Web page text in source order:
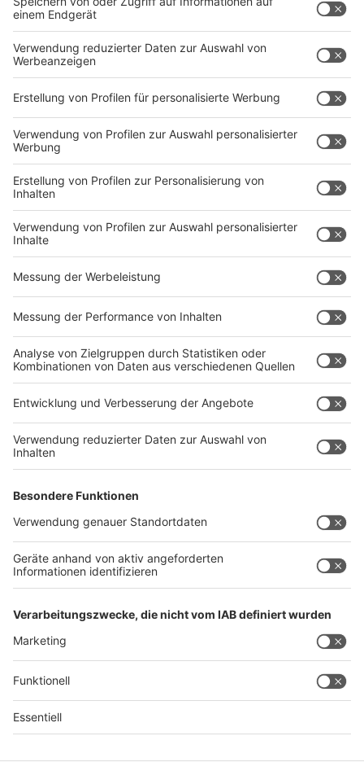
Zahnschmelzes, die machen den Zahn anfälliger für
Karies und das kann auch vererbt werden. Es gibt auch
Erkrankungen, die von den Eltern weitergegeben
werden können“, erklärt der Arzt. Generell entstehe
Karies aber oft wegen nicht ausreichender
Mundhygiene und nicht durch Vererbung. Das sei eher
selten der Fall.
Anzeige
Mythos 10: Bleaching-Produkte sind schlecht
für die Zähne.
Das stimmt. Die Schäden seien aber abhängig von dem
Nebenwirkung. Die Produkte versuchen ja auf
chemische Weise den Zahn aufzuhellen. Je höher die
konzentriert sind, desto aggressiver wirken die auf den
Zahn“, begründet Tobias Gerhaupt. Mögliche Folgen
sind beispielsweise empfindlichere Zähne, Schmerzen
bei Temperaturunterschieden und entzündetes
dem Zahnarzt oder der Zahnärztin abgesprochen und
auch am besten dort durchgeführt werden. Von
Bleaching-Sets aus der Drogerie rät der Experte ab.
Autorin: Catharina Velten